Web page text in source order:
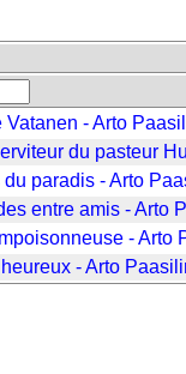
Vatanen - Arto
du pasteur
du paradis - Arto
entre amis - Arto
- Arto
- Arto